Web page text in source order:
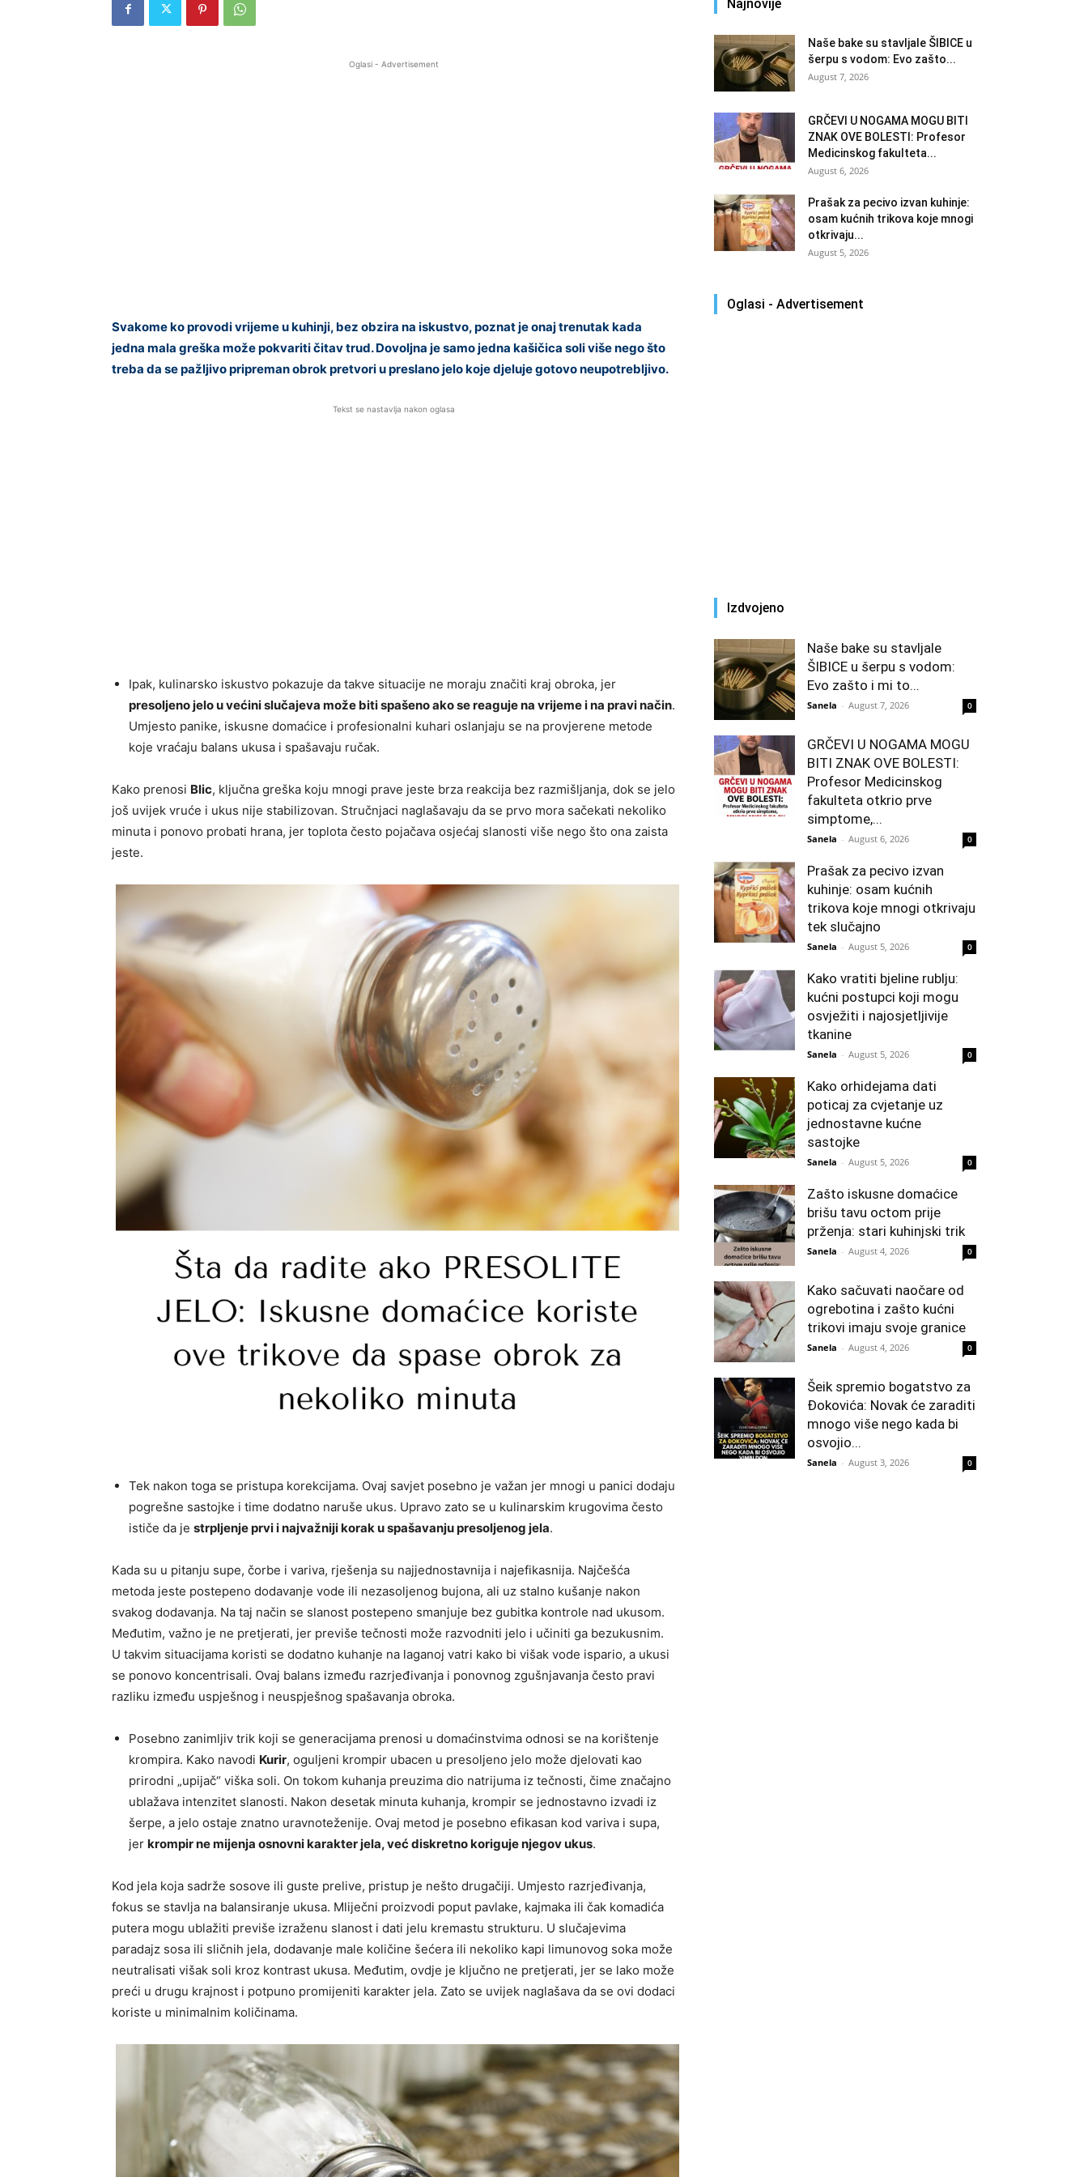
Oglasi - Advertisement
Svakome ko provodi vrijeme u kuhinji, bez obzira na iskustvo, poznat je onaj trenutak kada
jedna mala greška može pokvariti čitav trud. Dovoljna je samo jedna kašičica soli više nego što
treba da se pažljivo pripreman obrok pretvori u preslano jelo koje djeluje gotovo neupotrebljivo.
Tekst se nastavlja nakon oglasa
Ipak, kulinarsko iskustvo pokazuje da takve situacije ne moraju značiti kraj obroka, jer
presoljeno jelo u većini slučajeva može biti spašeno ako se reaguje na vrijeme i na pravi način.
Umjesto panike, iskusne domaćice i profesionalni kuhari oslanjaju se na provjerene metode
koje vraćaju balans ukusa i spašavaju ručak.
Kako prenosi Blic, ključna greška koju mnogi prave jeste brza reakcija bez razmišljanja, dok se jelo
još uvijek vruće i ukus nije stabilizovan. Stručnjaci naglašavaju da se prvo mora sačekati nekoliko
minuta i ponovo probati hrana, jer toplota često pojačava osjećaj slanosti više nego što ona zaista
jeste.
Tek nakon toga se pristupa korekcijama. Ovaj savjet posebno je važan jer mnogi u panici dodaju
pogrešne sastojke i time dodatno naruše ukus. Upravo zato se u kulinarskim krugovima često
ističe da je strpljenje prvi i najvažniji korak u spašavanju presoljenog jela.
Kada su u pitanju supe, čorbe i variva, rješenja su najjednostavnija i najefikasnija. Najčešća
metoda jeste postepeno dodavanje vode ili nezasoljenog bujona, ali uz stalno kušanje nakon
svakog dodavanja. Na taj način se slanost postepeno smanjuje bez gubitka kontrole nad ukusom.
Međutim, važno je ne pretjerati, jer previše tečnosti može razvodniti jelo i učiniti ga bezukusnim.
U takvim situacijama koristi se dodatno kuhanje na laganoj vatri kako bi višak vode ispario, a ukusi
se ponovo koncentrisali. Ovaj balans između razrjeđivanja i ponovnog zgušnjavanja često pravi
razliku između uspješnog i neuspješnog spašavanja obroka.
Posebno zanimljiv trik koji se generacijama prenosi u domaćinstvima odnosi se na korištenje
krompira. Kako navodi Kurir, oguljeni krompir ubacen u presoljeno jelo može djelovati kao
prirodni „upijač“ viška soli. On tokom kuhanja preuzima dio natrijuma iz tečnosti, čime značajno
ublažava intenzitet slanosti. Nakon desetak minuta kuhanja, krompir se jednostavno izvadi iz
šerpe, a jelo ostaje znatno uravnoteženije. Ovaj metod je posebno efikasan kod variva i supa,
jer krompir ne mijenja osnovni karakter jela, već diskretno koriguje njegov ukus.
Kod jela koja sadrže sosove ili guste prelive, pristup je nešto drugačiji. Umjesto razrjeđivanja,
fokus se stavlja na balansiranje ukusa. Mliječni proizvodi poput pavlake, kajmaka ili čak komadića
putera mogu ublažiti previše izraženu slanost i dati jelu kremastu strukturu. U slučajevima
paradajz sosa ili sličnih jela, dodavanje male količine šećera ili nekoliko kapi limunovog soka može
neutralisati višak soli kroz kontrast ukusa. Međutim, ovdje je ključno ne pretjerati, jer se lako može
preći u drugu krajnost i potpuno promijeniti karakter jela. Zato se uvijek naglašava da se ovi dodaci
koriste u minimalnim količinama.
Najnovije
Naše bake su stavljale ŠIBICE u
šerpu s vodom: Evo zašto...
August 7, 2026
GRČEVI U NOGAMA MOGU BITI
ZNAK OVE BOLESTI: Profesor
Medicinskog fakulteta...
August 6, 2026
Prašak za pecivo izvan kuhinje:
osam kućnih trikova koje mnogi
otkrivaju...
August 5, 2026
Oglasi - Advertisement
Izdvojeno
Naše bake su stavljale
ŠIBICE u šerpu s vodom:
Evo zašto i mi to...
Sanela - August 7, 2026 0
GRČEVI U NOGAMA MOGU
BITI ZNAK OVE BOLESTI:
Profesor Medicinskog
fakulteta otkrio prve
simptome,...
Sanela - August 6, 2026 0
Prašak za pecivo izvan
kuhinje: osam kućnih
trikova koje mnogi otkrivaju
tek slučajno
Sanela - August 5, 2026 0
Kako vratiti bjeline rublju:
kućni postupci koji mogu
osvježiti i najosjetljivije
tkanine
Sanela - August 5, 2026 0
Kako orhidejama dati
poticaj za cvjetanje uz
jednostavne kućne
sastojke
Sanela - August 5, 2026 0
Zašto iskusne domaćice
brišu tavu octom prije
prženja: stari kuhinjski trik
Sanela - August 4, 2026 0
Kako sačuvati naočare od
ogrebotina i zašto kućni
trikovi imaju svoje granice
Sanela - August 4, 2026 0
Šeik spremio bogatstvo za
Đokovića: Novak će zaraditi
mnogo više nego kada bi
osvojio...
Sanela - August 3, 2026 0